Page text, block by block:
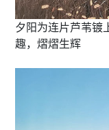
夕阳为连片芦苇镀
趣，熠熠生辉